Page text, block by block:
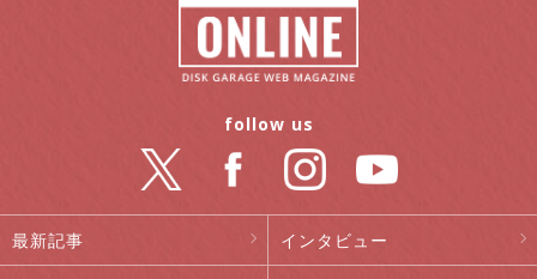
最新記事 インタビュー
follow us